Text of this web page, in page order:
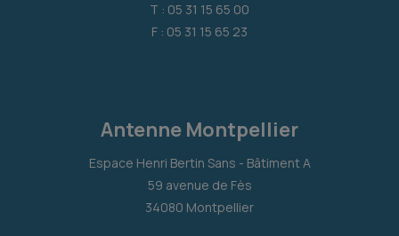
T : 05 31 15 65 00
F : 05 31 15 65 23
Antenne Montpellier
Espace Henri Bertin Sans - Bâtiment A
59 avenue de Fès
34080 Montpellier